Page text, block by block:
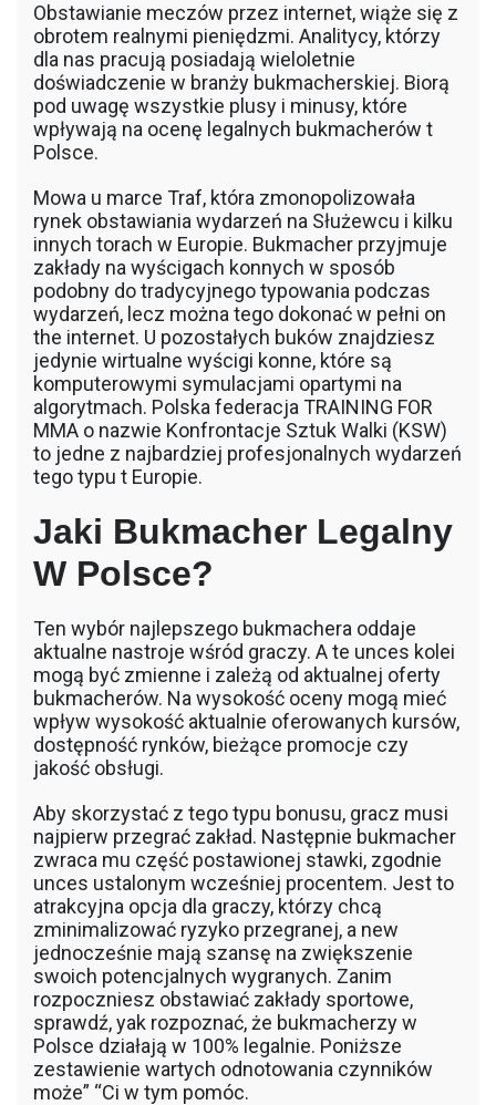
Obstawianie meczów przez internet, wiąże się z
obrotem realnymi pieniędzmi. Analitycy, którzy
dla nas pracują posiadają wieloletnie
doświadczenie w branży bukmacherskiej. Biorą
pod uwagę wszystkie plusy i minusy, które
wpływają na ocenę legalnych bukmacherów t
Polsce.
Mowa u marce Traf, która zmonopolizowała
rynek obstawiania wydarzeń na Służewcu i kilku
innych torach w Europie. Bukmacher przyjmuje
zakłady na wyścigach konnych w sposób
podobny do tradycyjnego typowania podczas
wydarzeń, lecz można tego dokonać w pełni on
the internet. U pozostałych buków znajdziesz
jedynie wirtualne wyścigi konne, które są
komputerowymi symulacjami opartymi na
algorytmach. Polska federacja TRAINING FOR
MMA o nazwie Konfrontacje Sztuk Walki (KSW)
to jedne z najbardziej profesjonalnych wydarzeń
tego typu t Europie.
Jaki Bukmacher Legalny
W Polsce?
Ten wybór najlepszego bukmachera oddaje
aktualne nastroje wśród graczy. A te unces kolei
mogą być zmienne i zależą od aktualnej oferty
bukmacherów. Na wysokość oceny mogą mieć
wpływ wysokość aktualnie oferowanych kursów,
dostępność rynków, bieżące promocje czy
jakość obsługi.
Aby skorzystać z tego typu bonusu, gracz musi
najpierw przegrać zakład. Następnie bukmacher
zwraca mu część postawionej stawki, zgodnie
unces ustalonym wcześniej procentem. Jest to
atrakcyjna opcja dla graczy, którzy chcą
zminimalizować ryzyko przegranej, a new
jednocześnie mają szansę na zwiększenie
swoich potencjalnych wygranych. Zanim
rozpoczniesz obstawiać zakłady sportowe,
sprawdź, yak rozpoznać, że bukmacherzy w
Polsce działają w 100% legalnie. Poniższe
zestawienie wartych odnotowania czynników
może” “Ci w tym pomóc.